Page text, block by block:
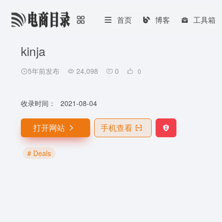
首页 博客 工具箱
kinja
5年前发布 24,098 0 0
收录时间： 2021-08-04
打开网站 手机查看
# Deals